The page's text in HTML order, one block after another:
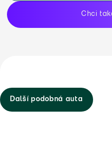
Chci
Další podobná auta